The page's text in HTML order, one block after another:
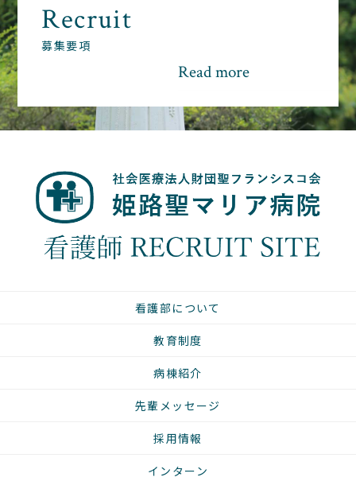
Recruit
募集要項
Read more
看護部について
教育制度
病棟紹介
先輩メッセージ
採用情報
インターン